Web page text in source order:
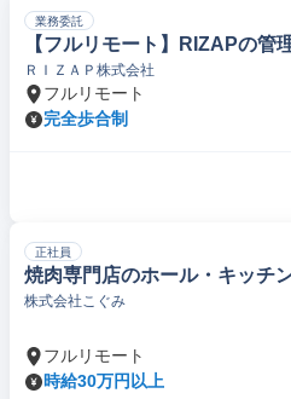
業務委託
【フルリモート】RIZAPの管
ＲＩＺＡＰ株式会社
フルリモート
完全歩合制
正社員
焼肉専門店のホール・キッチ
株式会社こぐみ
フルリモート
時給30万円以上